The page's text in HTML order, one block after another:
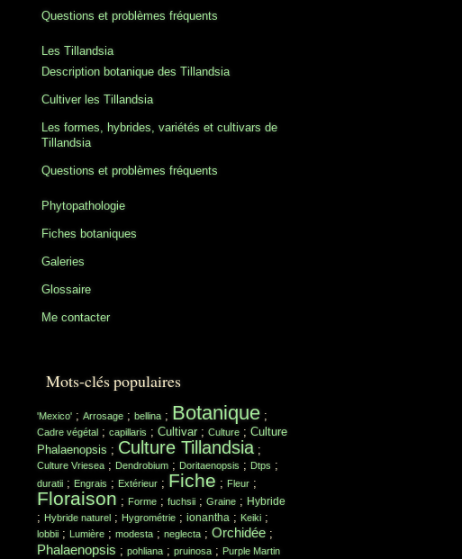
Questions et problèmes fréquents
Les Tillandsia
Description botanique des Tillandsia
Cultiver les Tillandsia
Les formes, hybrides, variétés et cultivars de
Tillandsia
Questions et problèmes fréquents
Phytopathologie
Fiches botaniques
Galeries
Glossaire
Me contacter
Mots-clés populaires
'Mexico' ; Arrosage ; bellina; Botanique ;
Cadre végétal ; capillaris ; Cultivar; Culture ; Culture
Phalaenopsis ; Culture Tillandsia;
Culture Vriesea; Dendrobium ; Doritaenopsis ; Dtps ;
duratii ; Engrais ; Extérieur ; Fiche ; Fleur ;
Floraison ; Forme ; fuchsii ; Graine ; Hybride
; Hybride naturel ; Hygrométrie ; ionantha ; Keiki ;
lobbii ; Lumière ; modesta; neglecta; Orchidée ;
Phalaenopsis ; pohliana; pruinosa; Purple Martin